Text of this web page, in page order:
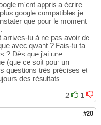
m'ont appris a écrire
google compatibles je
que pour le moment
tu à ne pas avoir de
avec qwant ? Fais-tu ta
? Dès que j'ai une
(que ce soit pour un
questions très précises et
des résultats
2
1
#20